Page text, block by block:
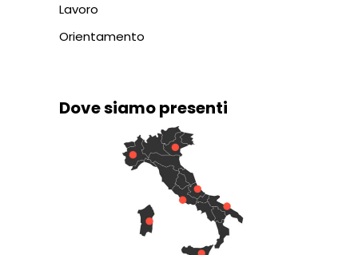
Lavoro
Orientamento
Dove siamo presenti